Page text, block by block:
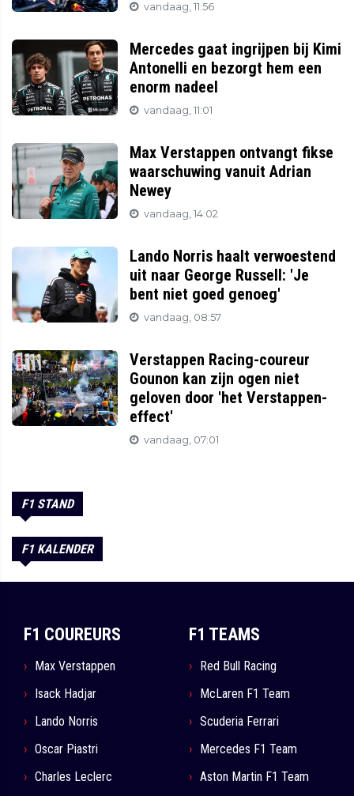
vandaag, 11:56
Mercedes gaat ingrijpen bij Kimi
Antonelli en bezorgt hem een
enorm nadeel
vandaag, 11:01
Max Verstappen ontvangt fikse
waarschuwing vanuit Adrian
Newey
vandaag, 14:02
Lando Norris haalt verwoestend
uit naar George Russell: 'Je
bent niet goed genoeg'
vandaag, 08:57
Verstappen Racing-coureur
Gounon kan zijn ogen niet
geloven door 'het Verstappen-
effect'
vandaag, 07:01
F1 STAND
F1 KALENDER
F1 COUREURS
Max Verstappen
Isack Hadjar
Lando Norris
Oscar Piastri
Charles Leclerc
F1 TEAMS
Red Bull Racing
McLaren F1 Team
Scuderia Ferrari
Mercedes F1 Team
Aston Martin F1 Team